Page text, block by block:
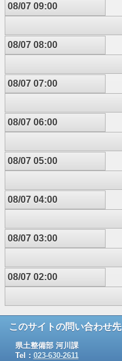
08/07 09:00
08/07 08:00
08/07 07:00
08/07 06:00
08/07 05:00
08/07 04:00
08/07 03:00
08/07 02:00
このサイトの問い合わせ先
県土整備部 河川課
Tel： 023-630-2611